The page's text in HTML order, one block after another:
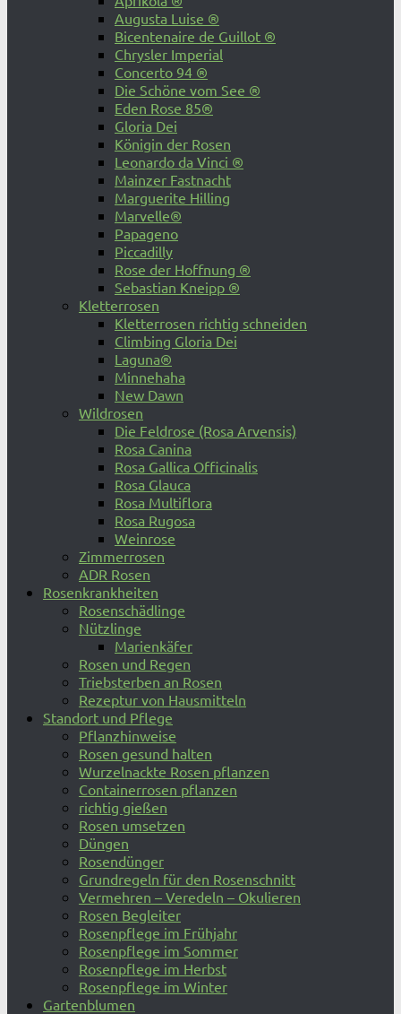
Augusta Luise ®
Bicentenaire de Guillot ®
Chrysler Imperial
Concerto 94 ®
Die Schöne vom See ®
Eden Rose 85®
Gloria Dei
Königin der Rosen
Leonardo da Vinci ®
Mainzer Fastnacht
Marguerite Hilling
Marvelle®
Papageno
Piccadilly
Rose der Hoffnung ®
Sebastian Kneipp ®
Kletterrosen
Kletterrosen richtig schneiden
Climbing Gloria Dei
Laguna®
Minnehaha
New Dawn
Wildrosen
Die Feldrose (Rosa Arvensis)
Rosa Canina
Rosa Gallica Officinalis
Rosa Glauca
Rosa Multiflora
Rosa Rugosa
Weinrose
Zimmerrosen
ADR Rosen
Rosenkrankheiten
Rosenschädlinge
Nützlinge
Marienkäfer
Rosen und Regen
Triebsterben an Rosen
Rezeptur von Hausmitteln
Standort und Pflege
Pflanzhinweise
Rosen gesund halten
Wurzelnackte Rosen pflanzen
Containerrosen pflanzen
richtig gießen
Rosen umsetzen
Düngen
Rosendünger
Grundregeln für den Rosenschnitt
Vermehren – Veredeln – Okulieren
Rosen Begleiter
Rosenpflege im Frühjahr
Rosenpflege im Sommer
Rosenpflege im Herbst
Rosenpflege im Winter
Gartenblumen